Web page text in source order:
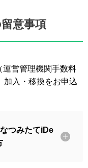
意事項
営管理機関手数料
加入・移換をお申込
つみたてiDe